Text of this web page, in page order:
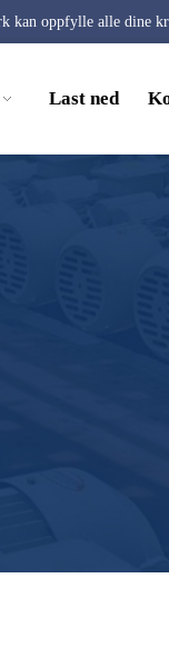
kan oppfylle alle dine
Last ned